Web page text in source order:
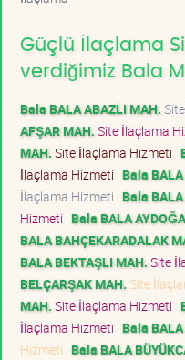
Güçlü İlaçlama
verdiğimiz Bala
Bala BALA ABAZLI MAH.
AFŞAR MAH. Site İlaçlama
MAH. Site İlaçlama Hizmeti
İlaçlama Hizmeti Bala
İlaçlama Hizmeti Bala
Hizmeti Bala BALA
BALA BAHÇEKARADALAK
BALA BEKTAŞLI MAH. Site
BELÇARŞAK MAH. Site
MAH. Site İlaçlama Hizmeti
İlaçlama Hizmeti Bala BALA
Hizmeti Bala BALA